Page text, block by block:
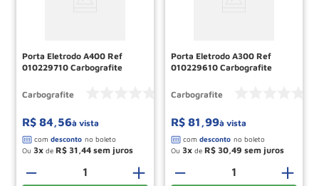
Porta Eletrodo A400 Ref
010229710 Carbografite
Carbografite
R$ 84,56à vista
Ou 3 de R$ 31,44
＋
－
Porta Eletrodo A300 Ref
010229610 Carbografite
Carbografite
R$ 81 ,99à vista
Ou 3 de R$ 30,49
＋
－